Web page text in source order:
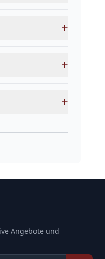
+
+
+
Angebote und